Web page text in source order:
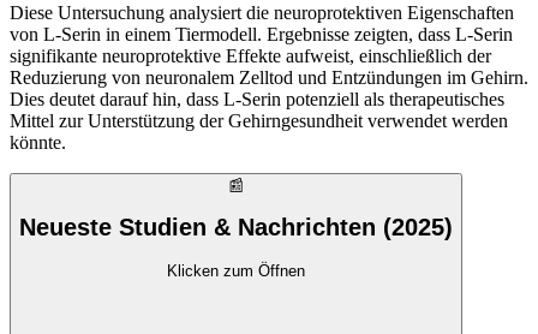
Diese Untersuchung analysiert die neuroprotektiven Eigenschaften
von L-Serin in einem Tiermodell. Ergebnisse zeigten, dass L-Serin
signifikante neuroprotektive Effekte aufweist, einschließlich der
Reduzierung von neuronalem Zelltod und Entzündungen im Gehirn.
Dies deutet darauf hin, dass L-Serin potenziell als therapeutisches
Mittel zur Unterstützung der Gehirngesundheit verwendet werden
könnte.
📰
Neueste Studien & Nachrichten (2025)
Klicken zum Öffnen